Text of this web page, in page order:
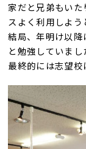
家だと兄弟もいた
スよく利用しよう
結局、年明け以降
と勉強していまし
最終的には志望校